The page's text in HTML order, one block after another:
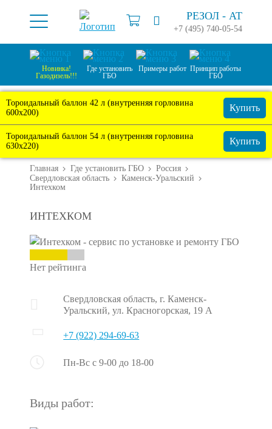
РЕЗОЛ - АТ
+7 (495) 740-05-54
Новинка!
Газодизель!!!
Где установить
ГБО
Примеры работ Принцип работы
ГБО
Тороидальный баллон 42 л (внутренняя горловина
600х200)
Купить
Тороидальный баллон 54 л (внутренняя горловина
630х220)
Купить
Главная Где установить ГБО
Россия
Свердловская область
Каменск-Уральский
Интехком
ИНТЕХКОМ
Нет рейтинга
Свердловская область, г. Каменск-
Уральский, ул. Красногорская, 19 А
+7 (922) 294-69-63
Пн-Вс с 9-00 до 18-00
Виды работ: